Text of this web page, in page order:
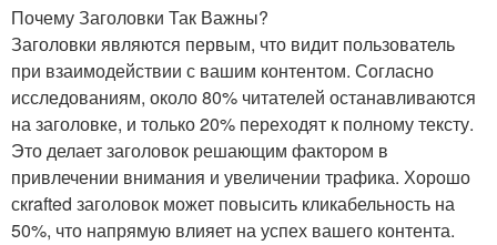
Почему Заголовки Так Важны?
Заголовки являются первым, что видит пользователь
при взаимодействии с вашим контентом. Согласно
исследованиям, около 80% читателей останавливаются
на заголовке, и только 20% переходят к полному тексту.
Это делает заголовок решающим фактором в
привлечении внимания и увеличении трафика. Хорошо
скrafted заголовок может повысить кликабельность на
50%, что напрямую влияет на успех вашего контента.